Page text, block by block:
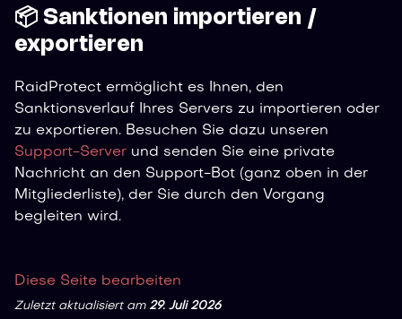
📦 Sanktionen importieren /
exportieren
RaidProtect ermöglicht es Ihnen, den
Sanktionsverlauf Ihres Servers zu importieren oder
zu exportieren. Besuchen Sie dazu unseren
Support-Server und senden Sie eine private
Nachricht an den Support-Bot (ganz oben in der
Mitgliederliste), der Sie durch den Vorgang
begleiten wird.
Diese Seite bearbeiten
Zuletzt aktualisiertam 29. Juli 2026